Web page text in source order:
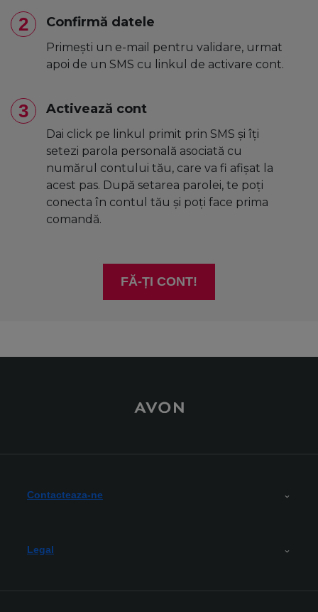
2 Confirmă datele
Primești un e-mail pentru validare, urmat
apoi de un SMS cu linkul de activare cont.
3 Activează cont
Dai click pe linkul primit prin SMS și îți
setezi parola personală asociată cu
numărul contului tău, care va fi afișat la
acest pas. După setarea parolei, te poți
conecta în contul tău și poți face prima
comandă.
FĂ-ȚI CONT!
Contacteaza-ne
Legal